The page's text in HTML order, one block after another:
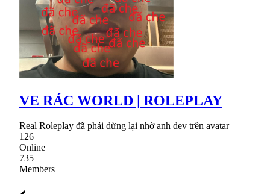
VE RÁC WORLD | ROLEPLAY
Real Roleplay đã phải dừng lại nhờ anh dev trên avatar
126
Online
735
Members